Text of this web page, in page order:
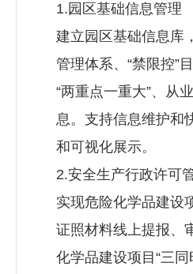
1.园区基础信息管理
建立园区基础信息库
管理体系、“禁限控”
“两重点一重大”、从
息。支持信息维护和
和可视化展示。
2.安全生产行政许可
实现危险化学品建设
证照材料线上提报、
化学品建设项目“三